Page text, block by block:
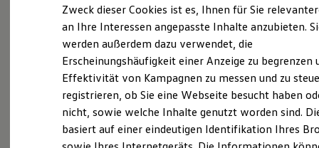
Laden
Laden unterwegs
Laden Zuhause
Ladezeitensimulator
Batterie
Sicherheit
Garantie und Lebensdauer
Nachhaltigkeit
Technologie
Kosten und Kauf
Zweck dieser Cookies ist es, Ihnen für Sie
an Ihre Interessen angepasste Inhalte anzubieten.
werden außerdem dazu verwendet, die
Erscheinungshäufigkeit einer Anzeige zu begrenzen
Effektivität von Kampagnen zu messen und zu
registrieren, ob Sie eine Webseite besucht haben
nicht, sowie welche Inhalte genutzt worden sind.
basiert auf einer eindeutigen Identifikation Ihres